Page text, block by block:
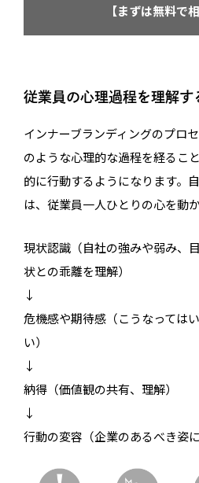
【まずは無料で
従業員の心理過程を理解す
インナーブランディングのプロ
のような心理的な過程を経るこ
的に行動するようになります。
は、従業員一人ひとりの心を動
現状認識（自社の強みや弱み、
状との乖離を理解）
↓
危機感や期待感（こうなっては
い）
↓
納得（価値観の共有、理解）
↓
行動の変容（企業のあるべき姿